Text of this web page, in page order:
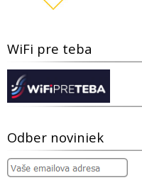
WiFi pre teba
Odber noviniek